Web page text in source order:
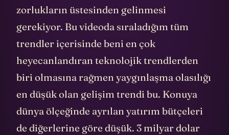
zorlukların üstesinden gelinmesi
gerekiyor. Bu videoda sıraladığım tüm
trendler içerisinde beni en çok
heyecanlandıran teknolojik trendlerden
biri olmasına rağmen yaygınlaşma olasılığı
en düşük olan gelişim trendi bu. Konuya
dünya ölçeğinde ayrılan yatırım bütçeleri
de diğerlerine göre düşük. 3 milyar dolar